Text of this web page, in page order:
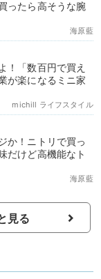
ったら高そうな腕
海原藍
！「数百円で買え
が楽になるミニ家
michill ライフスタイル
か！ニトリで買っ
だけど高機能なト
海原藍
見る